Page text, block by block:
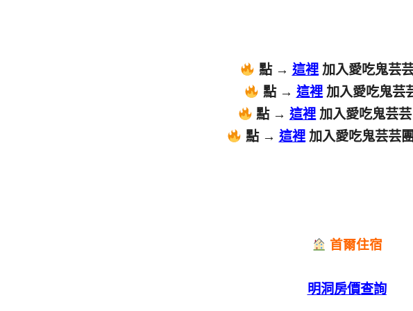
點 → 這裡加入愛吃鬼芸
點 → 這裡加入愛吃鬼芸
點 →這裡加入愛吃鬼芸
點 → 這裡加入愛吃鬼芸芸
首爾住宿
明洞房價查詢